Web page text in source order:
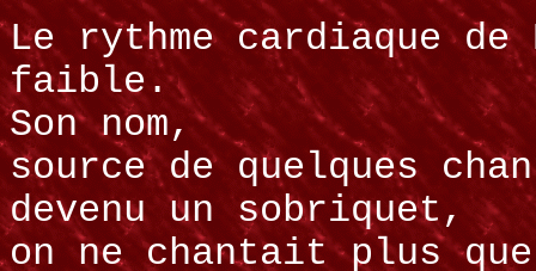
Le rythme cardiaque
faible.
Son nom,
source de quelques
devenu un sobriquet,
on ne chantait plus